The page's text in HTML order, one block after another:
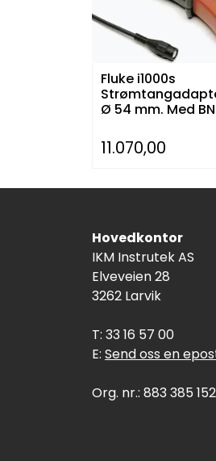
Fluke i1000s
Ø 54 mm. Med
11.070,00
Hovedkontor
IKM Instrutek AS
Elveveien 28
3262 Larvik
T: 33 16 57 00
E: Send oss en
Org. nr.: 883 385 152